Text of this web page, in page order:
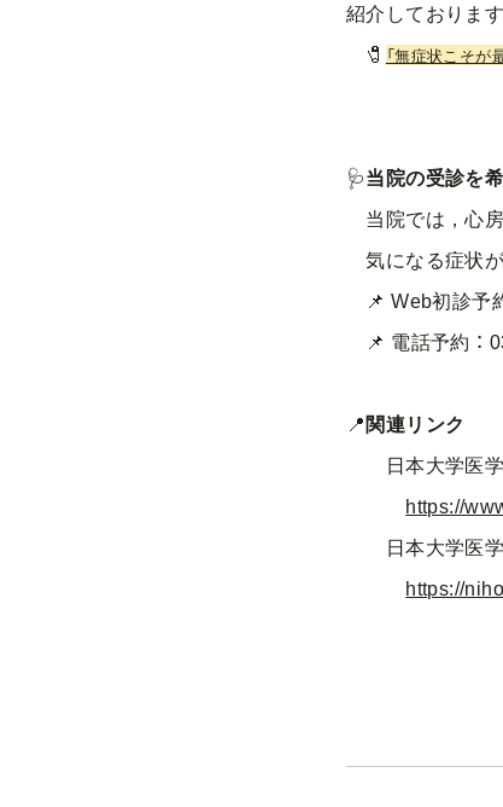
紹介しておりま
🧷 「無症状こそが
🩺当院の受診を
当院では，心房
気になる症状が
📌 Web初診予約
📌 電話予約 ：
📍 関連リンク
日本大学医学
https://
日本大学医学
https://